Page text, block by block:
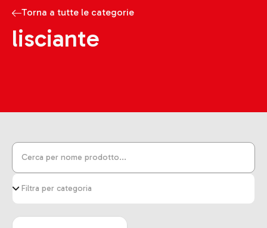
Torna a tutte le categorie
lisciante